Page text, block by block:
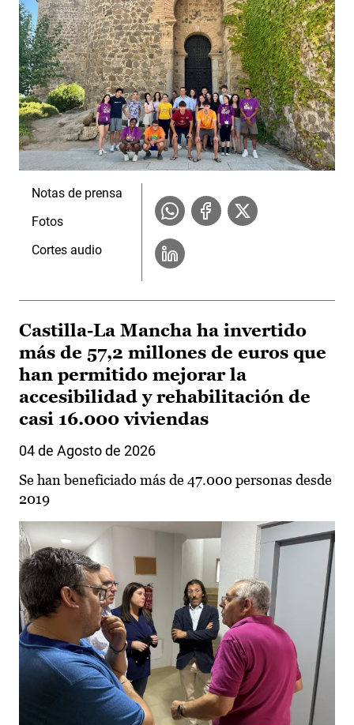
Notas de prensa
Fotos
Cortes audio
Castilla-La Mancha ha invertido
más de 57,2 millones de euros que
han permitido mejorar la
accesibilidad y rehabilitación de
casi 16.000 viviendas
04 de Agosto de 2026
Se han beneficiado más de 47.000 personas desde
2019